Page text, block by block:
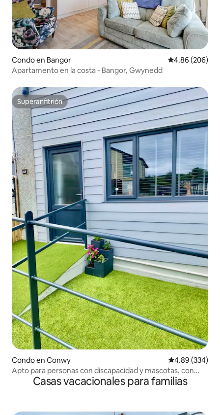
Condo en Bangor Calificación
4.86 (206)
Apartamento en la costa - Bangor, Gwynedd
Superanfitrión
Superanfitrión
Condo en Conwy Calificación
4.89 (334)
Apto para personas con discapacidad y mascotas, con
jardín cerrado
Casas vacacionales para familias